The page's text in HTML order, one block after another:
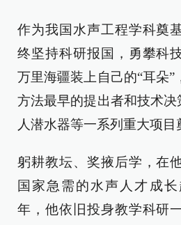
作为我国水声工程学科奠
终坚持科研报国，勇攀科
万里海疆装上自己的“耳朵
方法最早的提出者和技术决
人潜水器等一系列重大项目
躬耕教坛、奖掖后学，在
国家急需的水声人才成
年，他依旧投身教学科研